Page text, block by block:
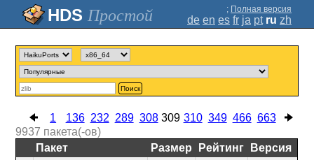
Простой ; Полная версия
de en es fr ja pt ru zh
Поиск
1 136 232 289 308 309 310 349 466 663
9937 пакета(-ов)
Пакет
Размер Рейтинг
Версия